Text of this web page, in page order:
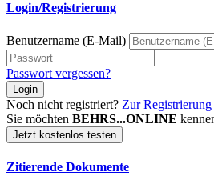
Login/Registrierung
Benutzername (E-Mail)
Passwort vergessen?
Login
Noch nicht registriert? Zur Registrierung
Sie möchten BEHRS...ONLINE
Jetzt kostenlos testen
Zitierende Dokumente